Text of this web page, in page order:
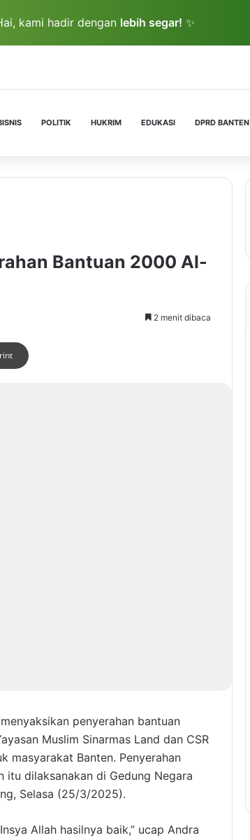
kami hadir dengan lebih segar! ✨
POLITIK HUKRIM EDUKASI DPRD BANTEN
Bantuan 2000 Al-
2 menit dibaca
penyerahan bantuan
Muslim Sinarmas Land dan CSR
masyarakat Banten. Penyerahan
itu dilaksanakan di Gedung Negara
Selasa (25/3/2025).
Allah hasilnya baik,” ucap Andra